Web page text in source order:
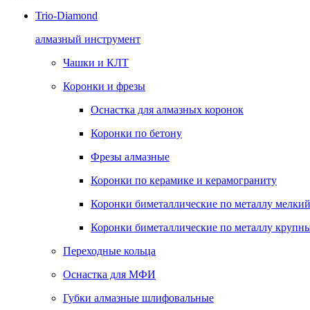
Trio-Diamond
алмазный инструмент
Чашки и КЛТ
Коронки и фрезы
Оснастка для алмазных коронок
Коронки по бетону
Фрезы алмазные
Коронки по керамике и керамограниту
Коронки биметаллические по металлу
Коронки биметаллические по металлу
Переходные кольца
Оснастка для МФИ
Губки алмазные шлифовальные